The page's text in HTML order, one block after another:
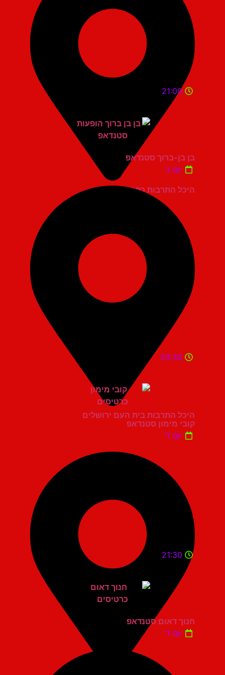
היכל התרבות כפר סבא
21:00
בן בן-ברוך סטנדאפ
יום ג'
היכל התרבות בית העם ירושלים
20:30
קובי מימון סטנדאפ
יום ד'
21:30
חנוך דאום סטנדאפ
יום ד'